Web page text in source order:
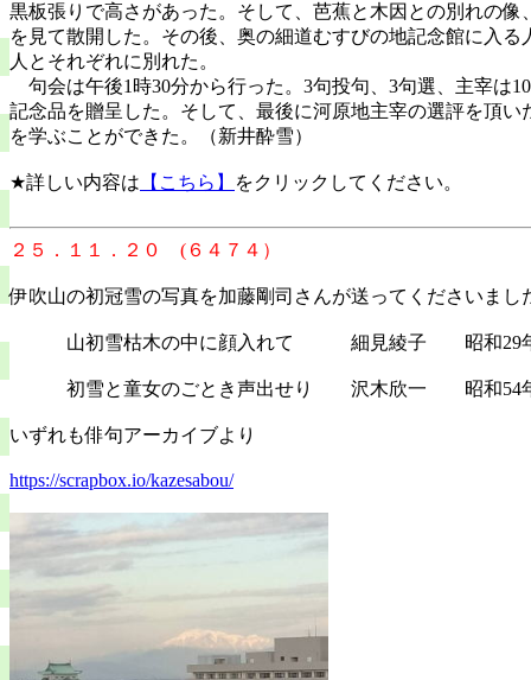
黒板張りで高さがあった。そして、芭蕉と木因との別れの
を見て散開した。その後、奥の細道むすびの地記念館に入
人とそれぞれに別れた。
句会は午後1 時30分から行った。 3句投句、 3句選、主宰は
記念品を贈呈した。そして、最後に河原地主宰の選評を頂
を学ぶことができた。（新井酔雪）
★詳しい内容は 【こちら】 をクリックしてください。
２５．１１．２０ (６４７４）
伊吹山の初冠雪の写真を加藤剛司さんが送ってくださいま
山初雪枯木の中に顔入れて 細見綾子 昭和29
初雪と童女のごとき声出せり 沢木欣一 昭和54
いずれも俳句アーカイブより
https://scrapbox.io/kazesabou/